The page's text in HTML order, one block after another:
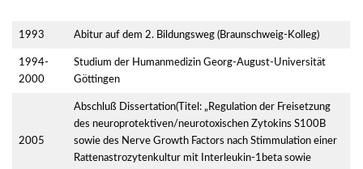
PRAXIS
DR.
LOTHAR
SCHMIDT
1993 Abitur auf dem 2. Bildungsweg (Braunschweig-Kolleg)
1994-
2000
Studium der Humanmedizin Georg-August-Universität
Göttingen
2005
Abschluß Dissertation(Titel: „Regulation der Freisetzung
des neuroprotektiven/neurotoxischen Zytokins S100B
sowie des Nerve Growth Factors nach Stimmulation einer
Rattenastrozytenkultur mit Interleukin-1beta sowie